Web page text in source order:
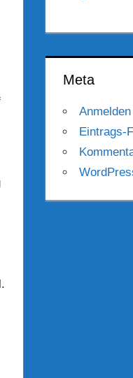
Meta
Anmelden
Eintrags-